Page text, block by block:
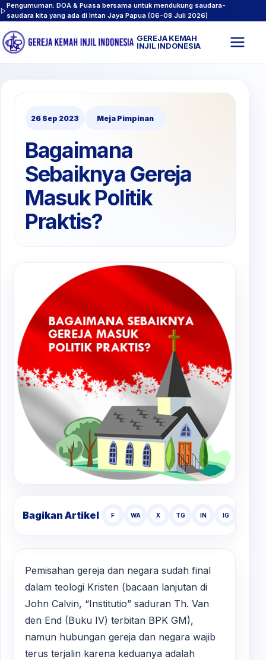
Pengumuman: DOA & Puasa bersama untuk mendukung saudara-
saudara kita yang ada di Intan Jaya Papua (06-08 Juli 2026)
GEREJA KEMAH
INJIL INDONESIA
26 Sep 2023 Meja Pimpinan
Bagaimana
Sebaiknya Gereja
Masuk Politik
Praktis?
Bagikan Artikel F WA X TG IN IG
Pemisahan gereja dan negara sudah final
dalam teologi Kristen (bacaan lanjutan di
John Calvin, “Institutio” saduran Th. Van
den End (Buku IV) terbitan BPK GM),
namun hubungan gereja dan negara wajib
terus terjalin karena keduanya adalah